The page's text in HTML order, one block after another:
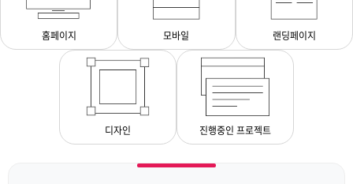
홈페이지 모바일 랜딩페이지
디자인 진행중인 프로젝트